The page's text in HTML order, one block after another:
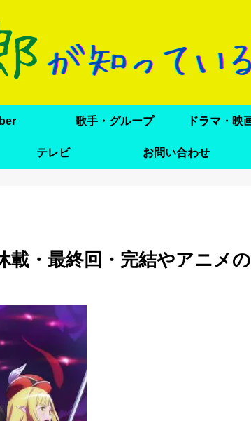
歌手・グループ
テレビ お問い合わせ
載・最終回・完結やアニメの